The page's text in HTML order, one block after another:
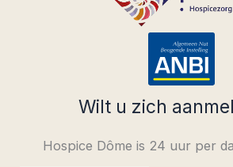
Wilt u zich
Hospice Dôme is 24 uur per